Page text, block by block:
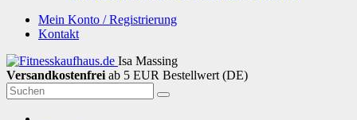
Mein Konto / Registrierung
Kontakt
Isa Massing
Versandkostenfrei ab 5 EUR Bestellwert (DE)